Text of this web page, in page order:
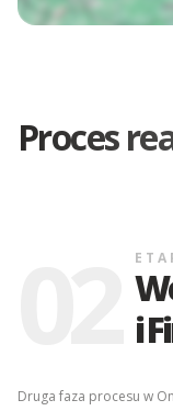
Proces
i
Druga faza procesu w